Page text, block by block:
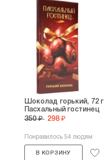
Шоколад горький, 72 г
Пасхальный гостинец
350 ₽ 298 ₽
Понравилось 54 людям
В КОРЗИНУ